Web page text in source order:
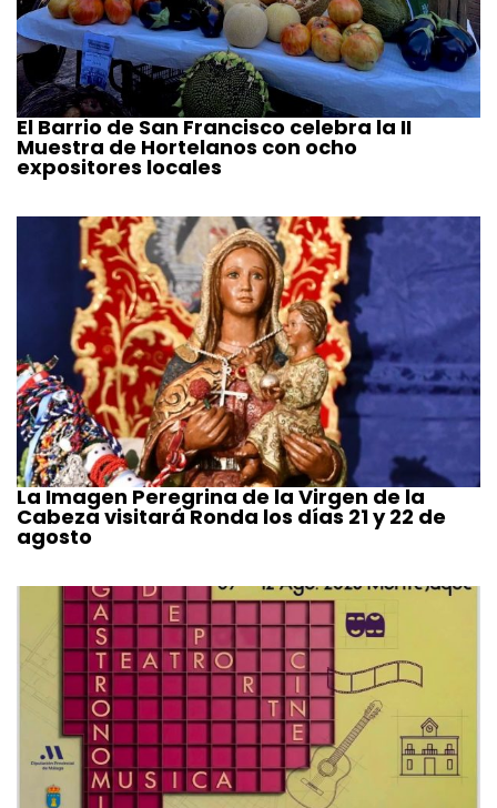
El Barrio de San Francisco celebra la II
Muestra de Hortelanos con ocho
expositores locales
La Imagen Peregrina de la Virgen de la
Cabeza visitará Ronda los días 21 y 22 de
agosto